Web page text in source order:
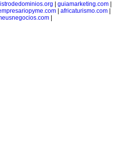
guiamarketing.com|
| africaturismo.com|